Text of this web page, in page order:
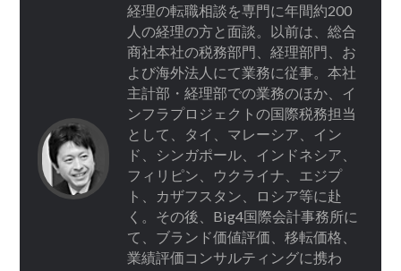
経理の転職相談を専門に年間約200
人の経理の方と面談。以前は、総合
商社本社の税務部門、経理部門、お
よび海外法人にて業務に従事。本社
主計部・経理部での業務のほか、イ
ンフラプロジェクトの国際税務担当
として、タイ、マレーシア、イン
ド、シンガポール、インドネシア、
フィリピン、ウクライナ、エジプ
ト、カザフスタン、ロシア等に赴
く。その後、Big4国際会計事務所に
て、ブランド価値評価、移転価格、
業績評価コンサルティングに携わ